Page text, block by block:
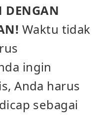
DENGAN
Waktu tidak
ingin
Anda harus
sebagai